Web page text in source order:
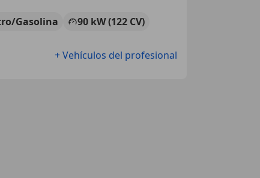
Gasolina
90 kW (122 CV)
+ Vehículos del profesional